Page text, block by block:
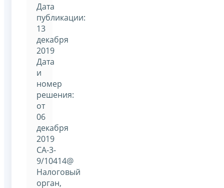
Дата
публикации:
13
декабря
2019
Дата
и
номер
решения:
от
06
декабря
2019
СА-3-
9/10414@
Налоговый
орган,